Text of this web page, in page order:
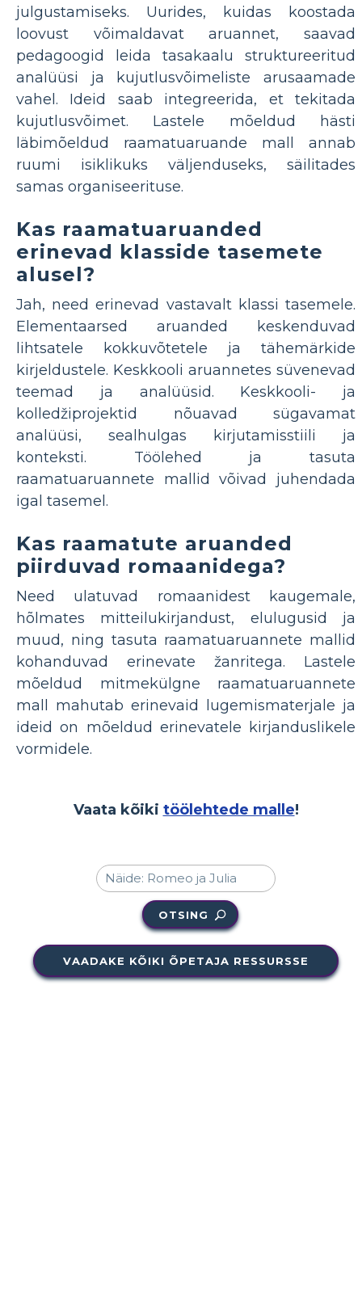
julgustamiseks. Uurides, kuidas koostada
loovust võimaldavat aruannet, saavad
pedagoogid leida tasakaalu struktureeritud
analüüsi ja kujutlusvõimeliste arusaamade
vahel. Ideid saab integreerida, et tekitada
kujutlusvõimet. Lastele mõeldud hästi
läbimõeldud raamatuaruande mall annab
ruumi isiklikuks väljenduseks, säilitades
samas organiseerituse.
Kas raamatuaruanded
erinevad klasside tasemete
alusel?
Jah, need erinevad vastavalt klassi tasemele.
Elementaarsed aruanded keskenduvad
lihtsatele kokkuvõtetele ja tähemärkide
kirjeldustele. Keskkooli aruannetes süvenevad
teemad ja analüüsid. Keskkooli- ja
kolledžiprojektid nõuavad sügavamat
analüüsi, sealhulgas kirjutamisstiili ja
konteksti. Töölehed ja tasuta
raamatuaruannete mallid võivad juhendada
igal tasemel.
Kas raamatute aruanded
piirduvad romaanidega?
Need ulatuvad romaanidest kaugemale,
hõlmates mitteilukirjandust, elulugusid ja
muud, ning tasuta raamatuaruannete mallid
kohanduvad erinevate žanritega. Lastele
mõeldud mitmekülgne raamatuaruannete
mall mahutab erinevaid lugemismaterjale ja
ideid on mõeldud erinevatele kirjanduslikele
vormidele.
Vaata kõiki töölehtede malle!
OTSING
VAADAKE KÕIKI ÕPETAJA RESSURSSE